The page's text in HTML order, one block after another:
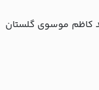
کاظم موسوي گلستان